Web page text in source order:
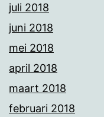
juli 2018
juni 2018
mei 2018
april 2018
maart 2018
februari 2018